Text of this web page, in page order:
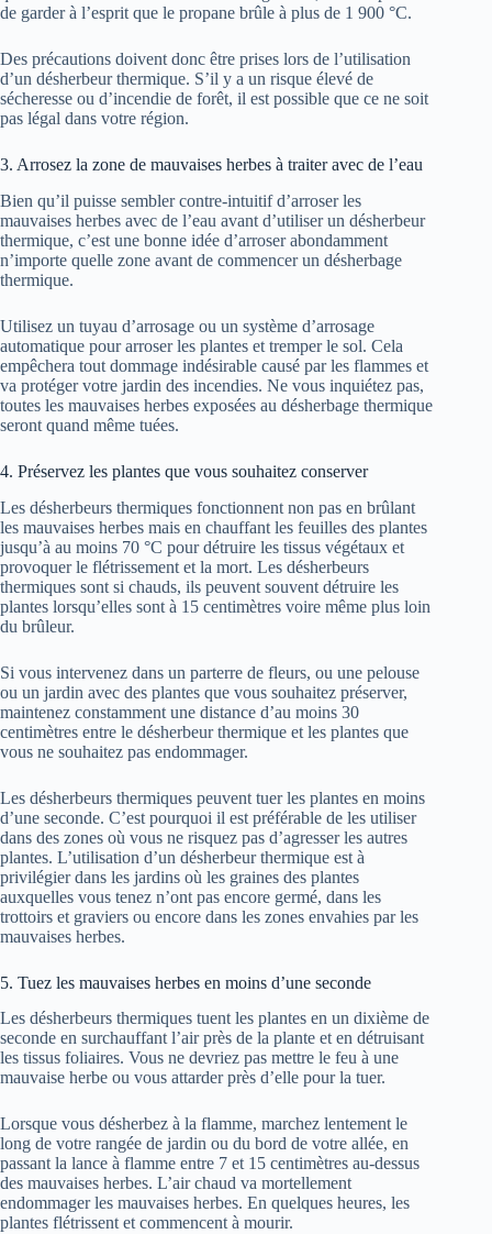
de garder à l’esprit que le propane brûle à plus de 1 900 °C.
Des précautions doivent donc être prises lors de l’utilisation
d’un désherbeur thermique. S’il y a un risque élevé de
sécheresse ou d’incendie de forêt, il est possible que ce ne soit
pas légal dans votre région.
3. Arrosez la zone de mauvaises herbes à traiter avec de l’eau
Bien qu’il puisse sembler contre-intuitif d’arroser les
mauvaises herbes avec de l’eau avant d’utiliser un désherbeur
thermique, c’est une bonne idée d’arroser abondamment
n’importe quelle zone avant de commencer un désherbage
thermique.
Utilisez un tuyau d’arrosage ou un système d’arrosage
automatique pour arroser les plantes et tremper le sol. Cela
empêchera tout dommage indésirable causé par les flammes et
va protéger votre jardin des incendies. Ne vous inquiétez pas,
toutes les mauvaises herbes exposées au désherbage thermique
seront quand même tuées.
4. Préservez les plantes que vous souhaitez conserver
Les désherbeurs thermiques fonctionnent non pas en brûlant
les mauvaises herbes mais en chauffant les feuilles des plantes
jusqu’à au moins 70 °C pour détruire les tissus végétaux et
provoquer le flétrissement et la mort. Les désherbeurs
thermiques sont si chauds, ils peuvent souvent détruire les
plantes lorsqu’elles sont à 15 centimètres voire même plus loin
du brûleur.
Si vous intervenez dans un parterre de fleurs, ou une pelouse
ou un jardin avec des plantes que vous souhaitez préserver,
maintenez constamment une distance d’au moins 30
centimètres entre le désherbeur thermique et les plantes que
vous ne souhaitez pas endommager.
Les désherbeurs thermiques peuvent tuer les plantes en moins
d’une seconde. C’est pourquoi il est préférable de les utiliser
dans des zones où vous ne risquez pas d’agresser les autres
plantes. L’utilisation d’un désherbeur thermique est à
privilégier dans les jardins où les graines des plantes
auxquelles vous tenez n’ont pas encore germé, dans les
trottoirs et graviers ou encore dans les zones envahies par les
mauvaises herbes.
5. Tuez les mauvaises herbes en moins d’une seconde
Les désherbeurs thermiques tuent les plantes en un dixième de
seconde en surchauffant l’air près de la plante et en détruisant
les tissus foliaires. Vous ne devriez pas mettre le feu à une
mauvaise herbe ou vous attarder près d’elle pour la tuer.
Lorsque vous désherbez à la flamme, marchez lentement le
long de votre rangée de jardin ou du bord de votre allée, en
passant la lance à flamme entre 7 et 15 centimètres au-dessus
des mauvaises herbes. L’air chaud va mortellement
endommager les mauvaises herbes. En quelques heures, les
plantes flétrissent et commencent à mourir.